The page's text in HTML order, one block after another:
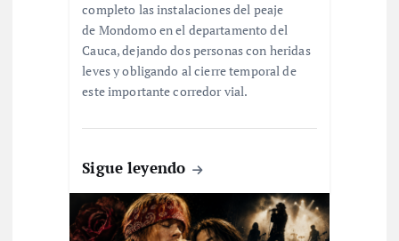
completo las instalaciones del peaje
de Mondomo en el departamento del
Cauca, dejando dos personas con heridas
leves y obligando al cierre temporal de
este importante corredor vial.
Sigue leyendo